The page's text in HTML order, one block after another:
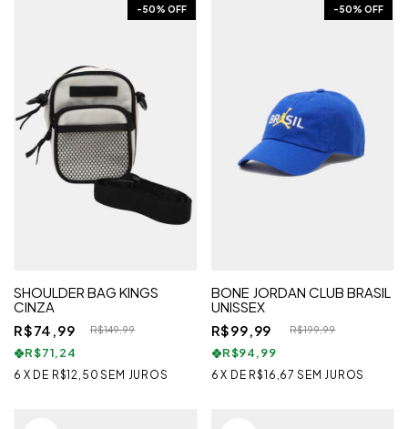
-50% OFF
SHOULDER BAG KINGS
CINZA
R$74,99
R$149,99
R$71,24
6 X DE R$12,50 SEM JUROS
-50% OFF
BONE JORDAN CLUB BRASIL
UNISSEX
R$99,99
R$199,99
R$94,99
6 X DE R$16,67 SEM JUROS